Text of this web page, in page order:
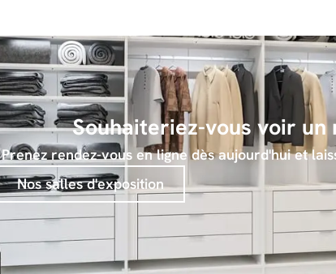
Souhaiteriez-vous voir un
Prenez rendez-vous en ligne dès aujourd'hui et
Nos salles d'exposition